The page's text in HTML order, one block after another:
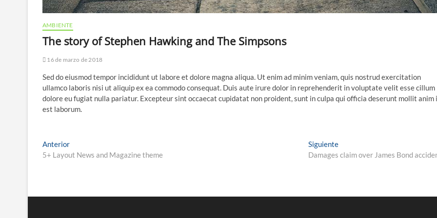
AMBIENTE
The story of Stephen Hawking and The Simpsons
16 de marzo de 2018
Sed do eiusmod tempor incididunt ut labore et dolore magna aliqua. Ut enim ad minim veniam, quis nostrud exercitation
ullamco laboris nisi ut aliquip ex ea commodo consequat. Duis aute irure dolor in reprehenderit in voluptate velit esse cillum
dolore eu fugiat nulla pariatur. Excepteur sint occaecat cupidatat non proident, sunt in culpa qui officia deserunt mollit anim
est laborum.
Anterior
5+ Layout News and Magazine theme
Siguiente
Damages claim over James Bond